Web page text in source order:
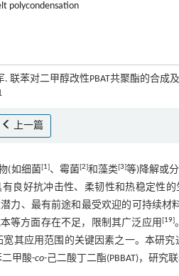
polycondensation
苯对二甲醇改性PBAT共聚酯的合成
上一篇
(如细菌[1]、霉菌[2]和藻类[3]等)降解或
有良好抗冲击性、柔韧性和热稳定性
力、最有前途和最受欢迎的可持续材
等方面存在不足，限制其广泛应用[19]
宽其应用范围的关键因素之一。本研
甲酸-co-己二酸丁二酯(PBBAT)，研究